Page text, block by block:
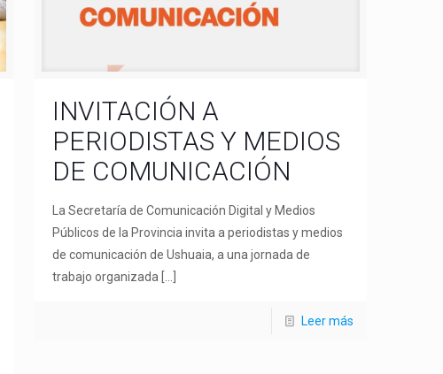
INVITACIÓN A
PERIODISTAS Y MEDIOS
DE COMUNICACIÓN
La Secretaría de Comunicación Digital y Medios
Públicos de la Provincia invita a periodistas y medios
de comunicación de Ushuaia, a una jornada de
trabajo organizada
Leer más